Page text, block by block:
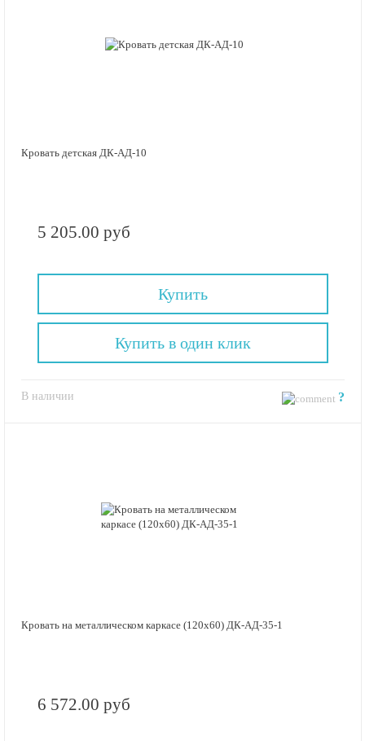
Кровать детская ДК-АД-10
5 205.00 руб
Купить
В наличии ?
Купить в один клик
Кровать на металлическом каркасе (120х60) ДК-АД-35-1
6 572.00 руб